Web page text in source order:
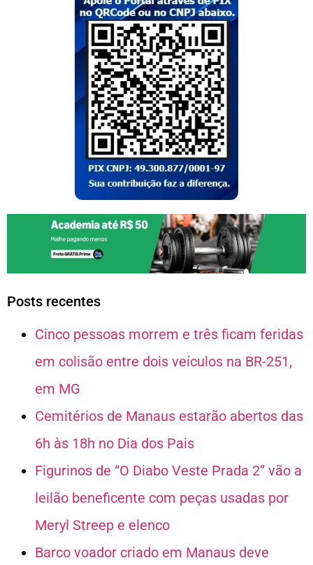
Posts recentes
Cinco pessoas morrem e três ficam feridas
em colisão entre dois veículos na BR-251,
em MG
Cemitérios de Manaus estarão abertos das
6h às 18h no Dia dos Pais
Figurinos de “O Diabo Veste Prada 2” vão a
leilão beneficente com peças usadas por
Meryl Streep e elenco
Barco voador criado em Manaus deve